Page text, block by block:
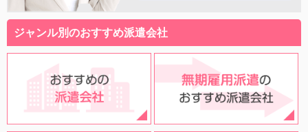
ジャンル別のおすすめ派遣会社